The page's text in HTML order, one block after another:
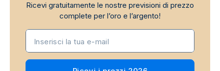
Ricevi gratuitamente le nostre previsioni di prezzo
complete per l’oro e l’argento!
Inserisci la tua e-mail